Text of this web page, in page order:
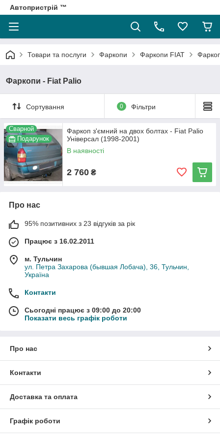
Автопристрій ™
Товари та послуги Фаркопи Фаркопи FIAT
Фаркопи - Fiat Palio
Сортування 0 Фільтри
Сварной
Подарунок
Фаркоп з'ємний на двох болтах - Fiat Palio
Універсал (1998-2001)
В наявності
2 760 ₴
Про нас
95% позитивних з 23 відгуків за рік
Працює з 16.02.2011
м. Тульчин
ул. Петра Захарова (бывшая Лобача), 36, Тульчин,
Україна
Контакти
Сьогодні працює з 09:00 до 20:00
Показати весь графік роботи
Про нас
Контакти
Доставка та оплата
Графік роботи